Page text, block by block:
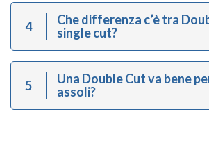
4
Che differenza c’è tra
single cut?
5
Una Double Cut va bene
assoli?